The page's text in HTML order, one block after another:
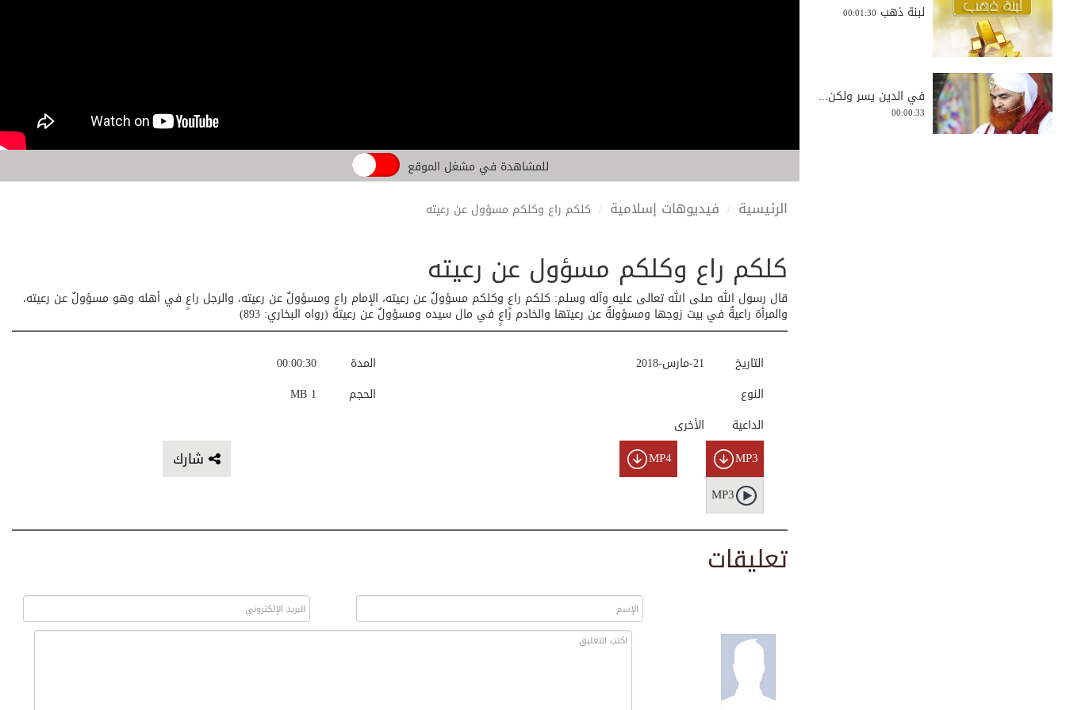
للمشاهدة في مشغل الموقع
الرئيسية فيديوهات إسلامية كلكم راع وكلكم مسؤول عن رعيته
كلكم راع وكلكم مسؤول عن رعيته
قال رسول الله صلى الله تعالى عليه وآله وسلم: كلكم راعٍ وكلكم مسؤولٌ عن رعيته، الإمام راعٍ ومسؤولٌ عن رعيته، والرجل راعٍ في أهله وهو مسؤولٌ عن رعيته،
والمرأة راعيةٌ في بيت زوجها ومسؤولةٌ عن رعيتها والخادم راعٍ في مال سيده ومسؤولٌ عن رعيته (رواه البخاري: 893)
00:00:30
المدة
1 MB
الحجم
21-مارس-2018
التاريخ
النوع
الأخرى
الداعية
شارك MP3
MP4
MP3
تعليقات
لبنة ذهب 00:01:30
في الدين يسر ولكن...
00:00:33